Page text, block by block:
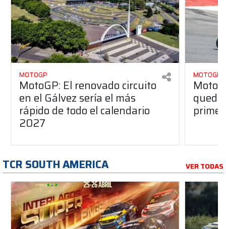
MOTOGP
MotoGP: El renovado circuito
en el Gálvez sería el más
rápido de todo el calendario
2027
MOTOGP
TCR SOUTH AMERICA VER TODAS